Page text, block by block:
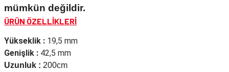
mümkün değildir.
ÜRÜN ÖZELLİKLERİ
Yükseklik : 19,5 mm
Genişlik : 42,5 mm
Uzunluk : 200cm